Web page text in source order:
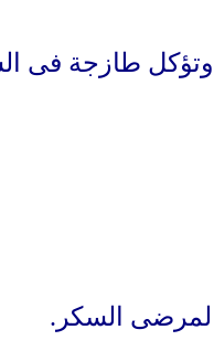
طازجة فى
لمرضى السكر.